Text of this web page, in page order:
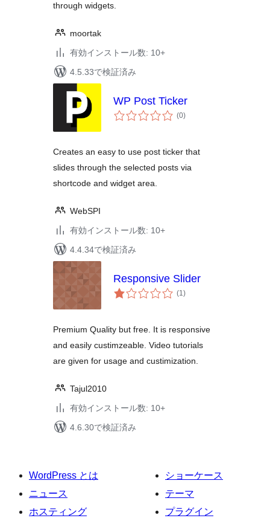
through widgets.
moortak
有効インストール数: 10+
4.5.33で検証済み
WP Post Ticker
(0個
の)
Creates an easy to use post ticker that
slides through the selected posts via
shortcode and widget area.
WebSPI
有効インストール数: 10+
4.4.34で検証済み
Responsive Slider
(1個
の)
Premium Quality but free. It is responsive
and easily custimzeable. Video tutorials
are given for usage and custimization.
Tajul2010
有効インストール数: 10+
4.6.30で検証済み
WordPress とは
ニュース
ホスティング
ショーケース
テーマ
プラグイン